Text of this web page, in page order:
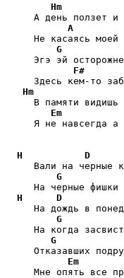
Hm
А день ползет и
A
Не касаясь моей
G
Эгэ эй
F#
Здесь кем-то
Hm
В памяти видишь
Em
Я не навсегда а
H
D
Вали на черные
G
На черные фишки
H
D
На дождь в
G
На когда
G
Отказавших
Em
Мне опять все